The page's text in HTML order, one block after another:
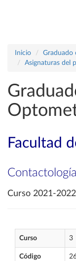
Inicio
Graduado
Asignaturas del
Facultad
Contactología
Curso 2021-2022
Curso 3
Código